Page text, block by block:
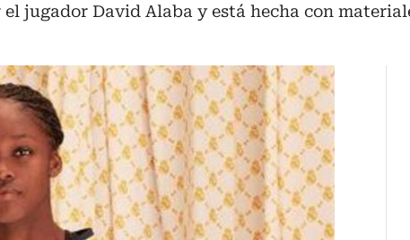
jugador David Alaba y está hecha con